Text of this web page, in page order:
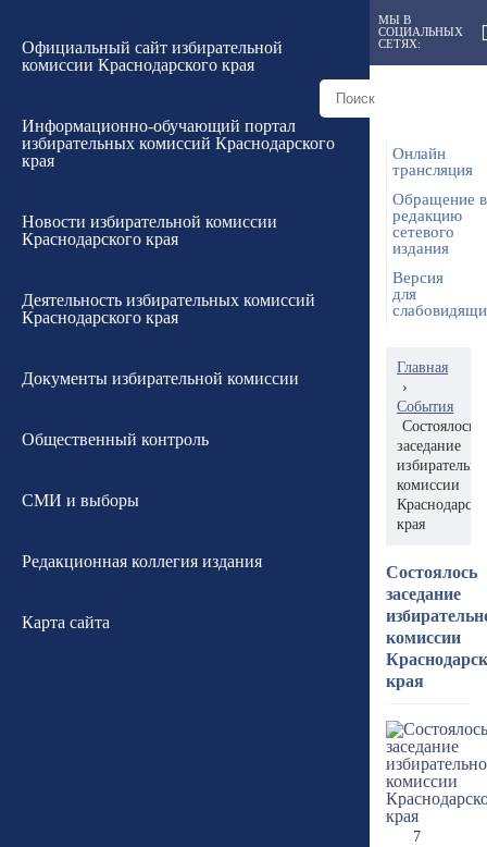
Официальный сайт избирательной
комиссии Краснодарского края
Информационно-обучающий портал
избирательных комиссий Краснодарского
края
Новости избирательной комиссии
Краснодарского края
Деятельность избирательных комиссий
Краснодарского края
Документы избирательной комиссии
Общественный контроль
СМИ и выборы
Редакционная коллегия издания
Карта сайта
МЫ В
СОЦИАЛЬНЫХ
СЕТЯХ:
Онлайн
трансляция
Обращение в
редакцию
сетевого
издания
Версия
для
Главная
›
События
Состоялось
заседание
комиссии
края
Состоялось
заседание
комиссии
края
7